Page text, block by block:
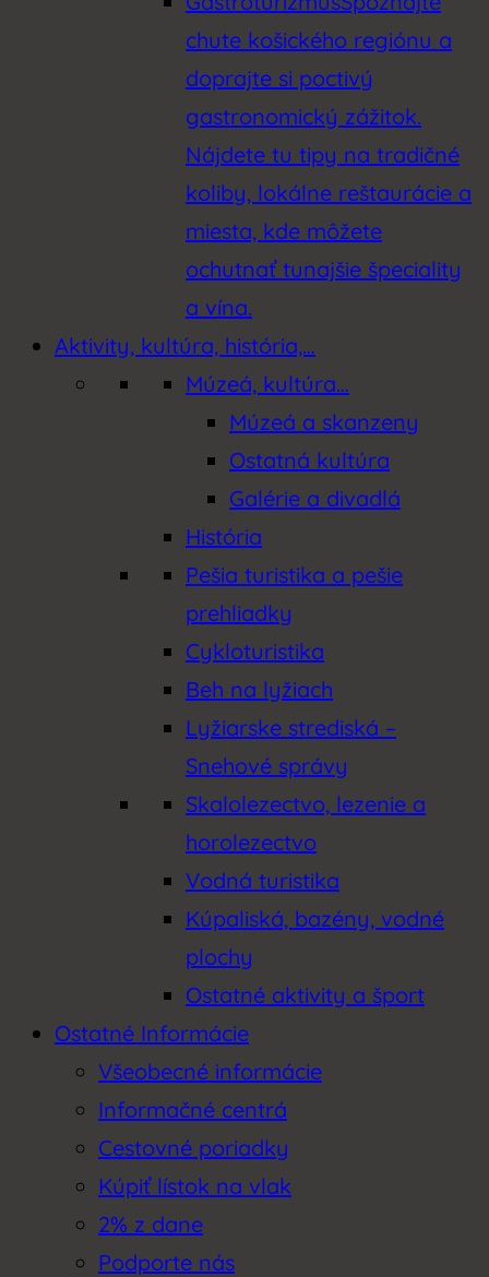
chute košického regiónu a
doprajte si poctivý
gastronomický zážitok.
Nájdete tu tipy na tradičné
koliby, lokálne reštaurácie a
miesta, kde môžete
ochutnať tunajšie špeciality
a vína.
Aktivity, kultúra, história,…
Múzeá, kultúra…
Múzeá a skanzeny
Ostatná kultúra
Galérie a divadlá
História
Pešia turistika a pešie
prehliadky
Cykloturistika
Beh na lyžiach
Lyžiarske strediská –
Snehové správy
Skalolezectvo, lezenie a
horolezectvo
Vodná turistika
Kúpaliská, bazény, vodné
plochy
Ostatné aktivity a šport
Ostatné Informácie
Všeobecné informácie
Informačné centrá
Cestovné poriadky
Kúpiť lístok na vlak
2% z dane
Podporte nás